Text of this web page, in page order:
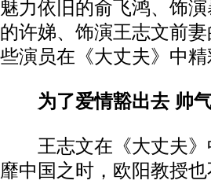
魅力依旧的俞飞鸿、饰
的许娣、饰演王志文前
些演员在《大丈夫》中
为了爱情豁出去 帅
王志文在《大丈夫》中
靡中国之时，欧阳教授